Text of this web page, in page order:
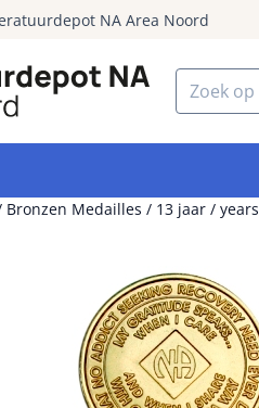
gesloten.
NA Area Noord
Zoeken
Bronzen Medailles / 13 jaar / years